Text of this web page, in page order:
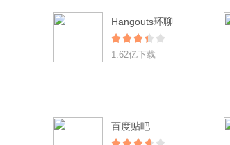
Hangouts环聊
1.62亿下载
百度贴吧